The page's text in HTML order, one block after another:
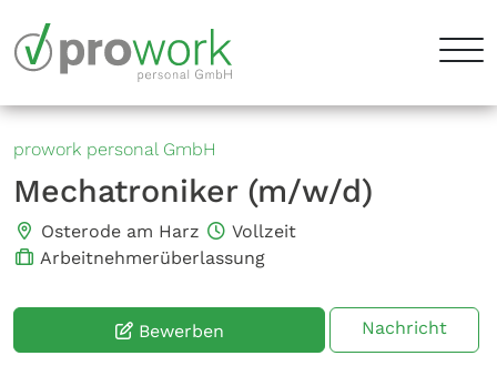
prowork personal GmbH
Mechatroniker (m/w/d)
Osterode am Harz
Vollzeit
Arbeitnehmerüberlassung
Bewerben Nachricht